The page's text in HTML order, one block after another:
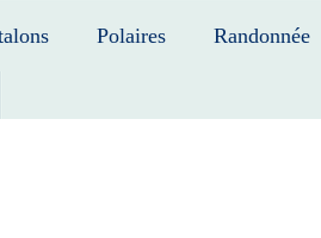
Polaires Randonnée